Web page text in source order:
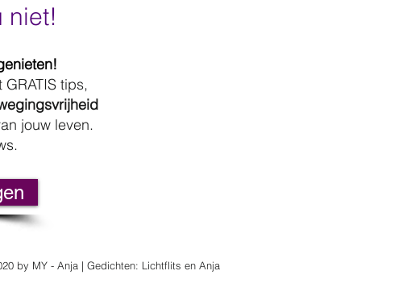
niet!
tips,
jouw leven.
by MY - Anja | Gedichten: Lichtflits en Anja